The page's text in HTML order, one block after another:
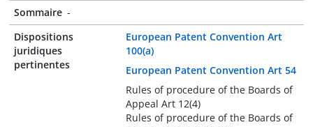
Sommaire -
Dispositions
juridiques
pertinentes
European Patent Convention Art
100(a)
European Patent Convention Art 54
Rules of procedure of the Boards of
Appeal Art 12(4)
Rules of procedure of the Boards of